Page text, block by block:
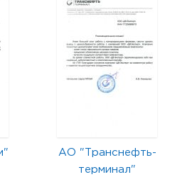
АО "Транснефть-
терминал"